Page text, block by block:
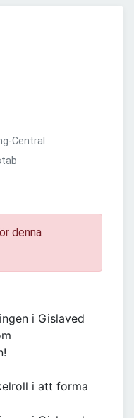
Central
denna
i Gislaved
i att forma